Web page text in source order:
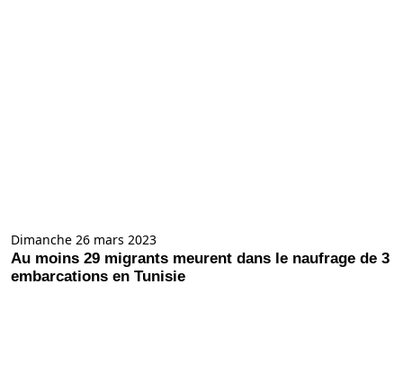
Dimanche 26 mars 2023
Au moins 29 migrants meurent dans le naufrage de 3
embarcations en Tunisie